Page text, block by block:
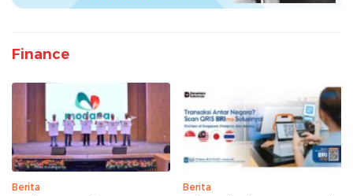
Finance
Berita Berita